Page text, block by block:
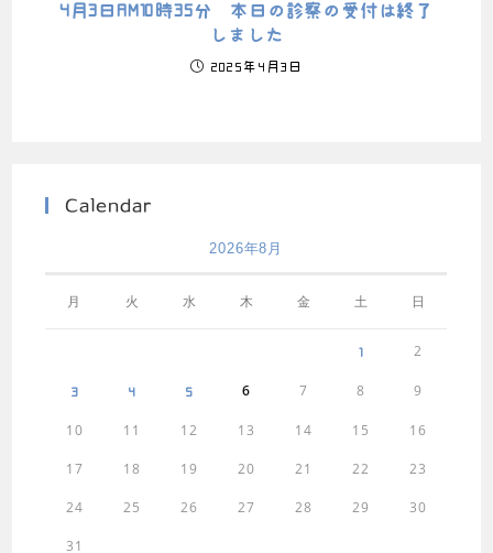
4月3日AM10時35分 本日の診察の受付は終了
しました
2025年4月3日
Calendar
2026年8月
月 火 水 木 金 土 日
1 2
3 4 5 6 7 8 9
10 11 12 13 14 15 16
17 18 19 20 21 22 23
24 25 26 27 28 29 30
31